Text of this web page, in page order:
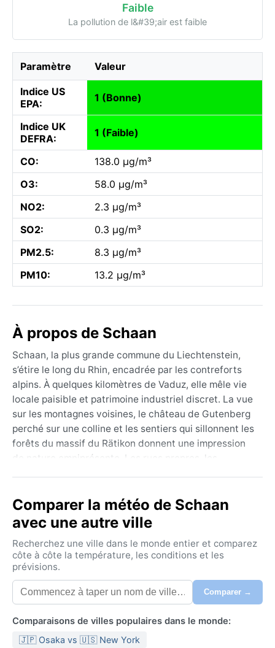
Faible
La pollution de l&#39;air est faible
Paramètre Valeur
Indice US
EPA:
1 (Bonne)
Indice UK
DEFRA:
1 (Faible)
CO:
138.0 µg/m³
O3:
58.0 µg/m³
NO2:
2.3 µg/m³
SO2:
0.3 µg/m³
PM2.5:
8.3 µg/m³
PM10:
13.2 µg/m³
À propos de Schaan
Schaan, la plus grande commune du Liechtenstein,
s’étire le long du Rhin, encadrée par les contreforts
alpins. À quelques kilomètres de Vaduz, elle mêle vie
locale paisible et patrimoine industriel discret. La vue
sur les montagnes voisines, le château de Gutenberg
perché sur une colline et les sentiers qui sillonnent les
forêts du massif du Rätikon donnent une impression
de nature omniprésente. Les rues propres, les
dans une ville qui respire la quiétude helvétique sans
en avoir le statut.
Sous la classification de Köppen Dfb, Schaan connaît
un climat continental humide aux étés modérés. Les
hivers sont froids, avec des températures souvent
négatives et des chutes de neige régulières de
décembre à mars, transformant le paysage en carte
agréablemente chaud, avec des maximales autour de
24°C, mais l’humidité peut devenir pesante après les
Comparer la météo de Schaan
avec une autre ville
Recherchez une ville dans le monde entier et comparez
côte à côte la température, les conditions et les
prévisions.
Comparer →
Comparaisons de villes populaires dans le monde:
🇯🇵 Osaka vs 🇺🇸 New York